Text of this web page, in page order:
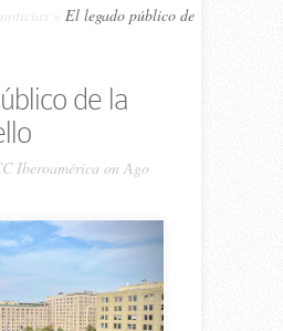
El legado público de
de la
Iberoamérica on Ago